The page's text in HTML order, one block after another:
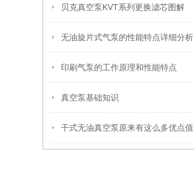
贝克真空泵KVT系列更换滤芯图解
无油旋片式气泵的性能特点详细分析
印刷气泵的工作原理和性能特点
真空泵基础知识